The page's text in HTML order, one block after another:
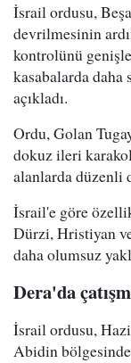
İsrail ordusu,
devrilmesinin
kontrolünü
kasabalarda daha
açıkladı.
Ordu, Golan
dokuz ileri
alanlarda
İsrail'e göre
Dürzi, Hristiyan
daha olumsuz
Dera'da
İsrail ordusu,
Abidin bölgesinde